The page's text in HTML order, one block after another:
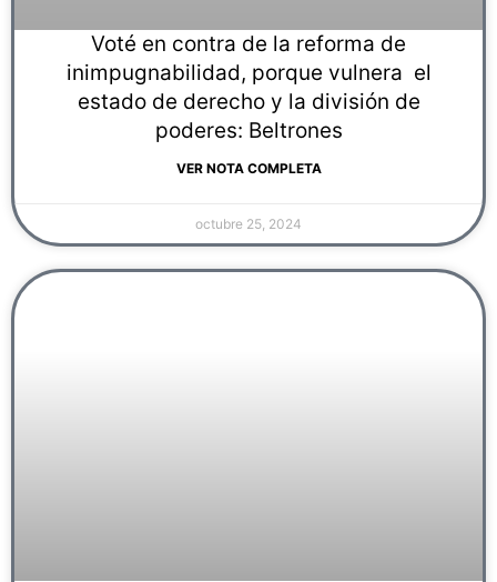
Voté en contra de la reforma de
inimpugnabilidad, porque vulnera el
estado de derecho y la división de
poderes: Beltrones
VER NOTA COMPLETA
octubre 25, 2024